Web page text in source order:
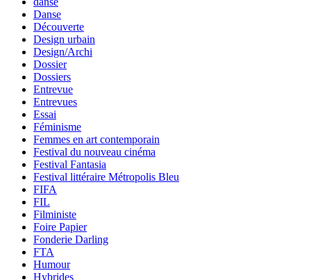
Danse
Découverte
Design urbain
Design/Archi
Dossier
Dossiers
Entrevue
Entrevues
Essai
Féminisme
Femmes en art contemporain
Festival du nouveau cinéma
Festival Fantasia
Festival littéraire Métropolis Bleu
FIFA
FIL
Filministe
Foire Papier
Fonderie Darling
FTA
Humour
Hybrides